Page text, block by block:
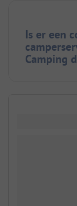
Is er een
Camping